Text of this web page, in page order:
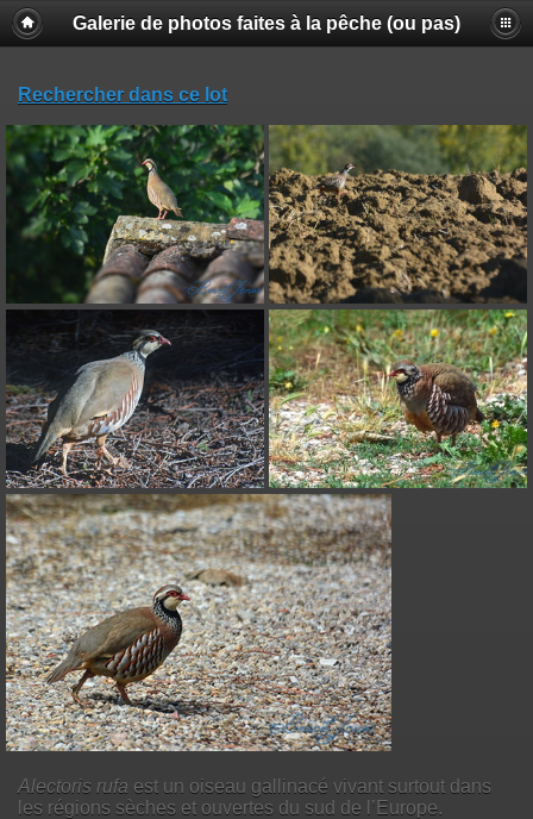
Galerie de photos faites à la pêche (ou pas)
Rechercher dans ce lot
Alectoris rufa est un oiseau gallinacé vivant surtout dans
les régions sèches et ouvertes du sud de l’Europe.